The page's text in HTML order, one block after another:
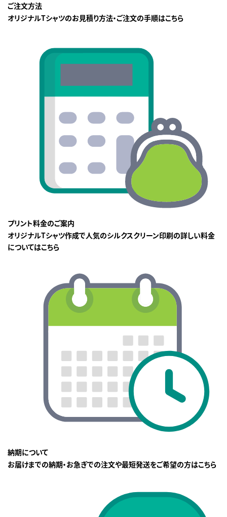
ご注文方法
オリジナルTシャツのお見積り方法・ご注文の手順はこちら
プリント料金のご案内
オリジナルTシャツ作成で人気のシルクスクリーン印刷の詳しい料金
についてはこちら
納期について
お届けまでの納期・お急ぎでの注文や最短発送をご希望の方はこちら